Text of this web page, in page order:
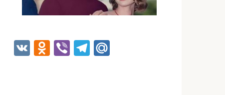
VK Odnoklassniki
ViberTelegram